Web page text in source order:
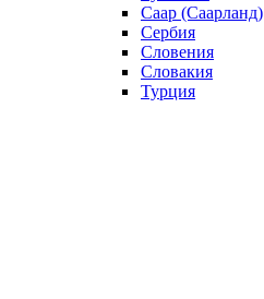
Саар (Саарланд)
Сербия
Словения
Словакия
Турция